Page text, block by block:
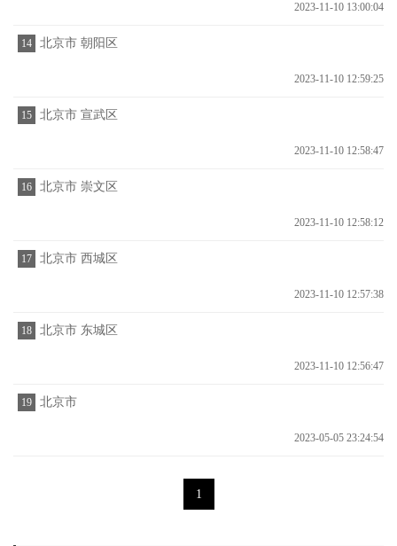
2023-11-10 13:00:04
14 北京市 朝阳区
2023-11-10 12:59:25
15 北京市 宣武区
2023-11-10 12:58:47
16 北京市 崇文区
2023-11-10 12:58:12
17 北京市 西城区
2023-11-10 12:57:38
18 北京市 东城区
2023-11-10 12:56:47
19 北京市
2023-05-05 23:24:54
1